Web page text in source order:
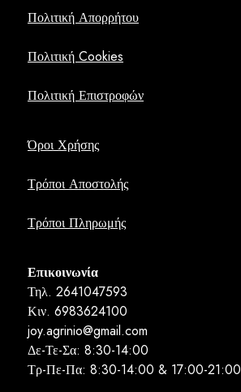
Πολιτική Απορρήτου
Πολιτική Cookies
Πολιτική Επιστροφών
Όροι Χρήσης
Τρόποι Αποστολής
Τρόποι Πληρωμής
Επικοινωνία
Τηλ. 2641047593
Κιν. 6983624100
joy.agrinio@gmail.com
Δε-Τε-Σα: 8:30-14:00
Τρ-Πε-Πα: 8:30-14:00 & 17:00-21:00